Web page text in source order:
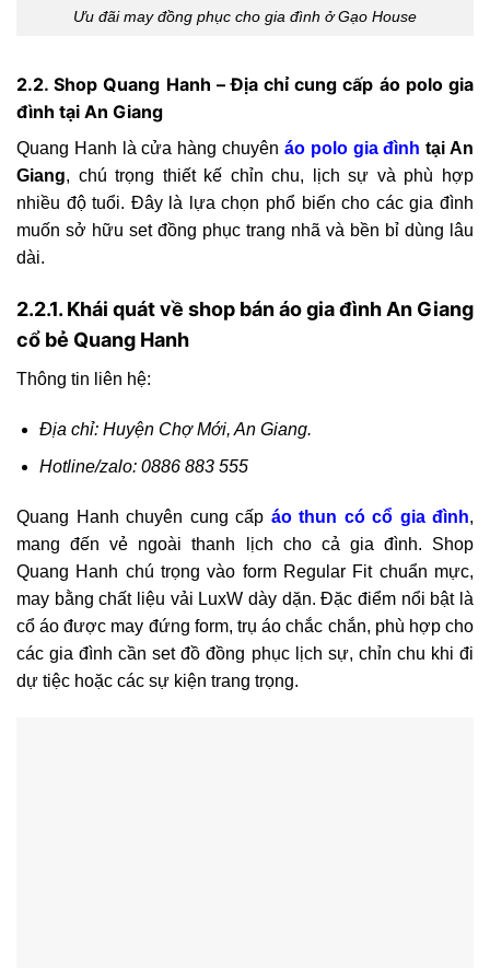
Ưu đãi may đồng phục cho gia đình ở Gạo House
2.2. Shop Quang Hanh – Địa chỉ cung cấp áo polo gia
đình tại An Giang
Quang Hanh là cửa hàng chuyên áo polo gia đình tại An
Giang, chú trọng thiết kế chỉn chu, lịch sự và phù hợp
nhiều độ tuổi. Đây là lựa chọn phổ biến cho các gia đình
muốn sở hữu set đồng phục trang nhã và bền bỉ dùng lâu
dài.
2.2.1. Khái quát về shop bán áo gia đình An Giang
cổ bẻ Quang Hanh
Thông tin liên hệ:
Địa chỉ: Huyện Chợ Mới, An Giang.
Hotline/zalo: 0886 883 555
Quang Hanh chuyên cung cấp áo thun có cổ gia đình,
mang đến vẻ ngoài thanh lịch cho cả gia đình. Shop
Quang Hanh chú trọng vào form Regular Fit chuẩn mực,
may bằng chất liệu vải LuxW dày dặn. Đặc điểm nổi bật là
cổ áo được may đứng form, trụ áo chắc chắn, phù hợp cho
các gia đình cần set đồ đồng phục lịch sự, chỉn chu khi đi
dự tiệc hoặc các sự kiện trang trọng.